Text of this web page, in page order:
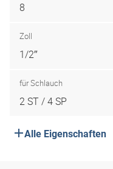
8
Zoll
1/2″
für Schlauch
2 ST / 4 SP
Alle Eigenschaften